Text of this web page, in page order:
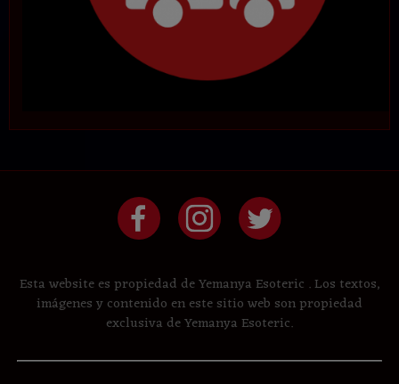
Esta website es propiedad de Yemanya Esoteric . Los textos,
imágenes y contenido en este sitio web son propiedad
exclusiva de Yemanya Esoteric.